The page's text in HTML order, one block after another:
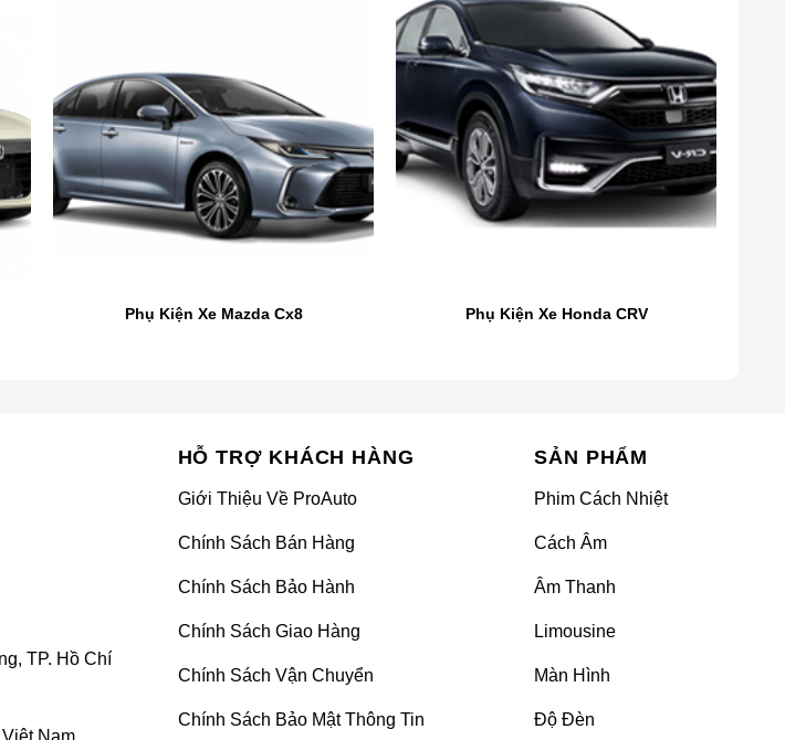
đồ chơi xe KIA Sportage 2025
2025?
mà còn tối ưu hóa hiệu suất và bảo vệ xe một cách toàn diện. Dưới đây là lý do tại sao
trước thông minh, mỗi phụ kiện giúp xe vận hành mượt mà hơn, mang lại trải nghiệm
lái hiện đại giúp chuyến đi của bạn trở nên dễ dàng và tiện lợi hơn, dù là hành trình
bảo vệ ngoại thất xe khỏi tác động của thời tiết, đồng thời giúp bảo vệ sức khỏe của
Phụ Kiện Xe Mazda Cx8 Phụ Kiện Xe Honda CRV
TP. Hồ Chí
HỖ TRỢ KHÁCH HÀNG
Giới Thiệu Về ProAuto
Chính Sách Bán Hàng
Chính Sách Bảo Hành
Chính Sách Giao Hàng
Chính Sách Vận Chuyển
Chính Sách Bảo Mật Thông Tin
SẢN PHẨM
Phim Cách Nhiệt
Cách Âm
Âm Thanh
Limousine
Màn Hình
Độ Đèn